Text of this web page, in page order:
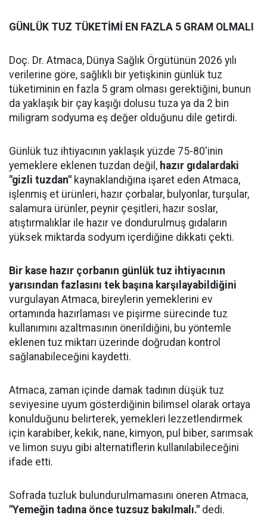
GÜNLÜK TUZ TÜKETİMİ EN FAZLA 5 GRAM OLMALI
Doç. Dr. Atmaca, Dünya Sağlık Örgütünün 2026 yılı
verilerine göre, sağlıklı bir yetişkinin günlük tuz
tüketiminin en fazla 5 gram olması gerektiğini, bunun
da yaklaşık bir çay kaşığı dolusu tuza ya da 2 bin
miligram sodyuma eş değer olduğunu dile getirdi.
Günlük tuz ihtiyacının yaklaşık yüzde 75-80'inin
yemeklere eklenen tuzdan değil, hazır gıdalardaki
"gizli tuzdan" kaynaklandığına işaret eden Atmaca,
işlenmiş et ürünleri, hazır çorbalar, bulyonlar, turşular,
salamura ürünler, peynir çeşitleri, hazır soslar,
atıştırmalıklar ile hazır ve dondurulmuş gıdaların
yüksek miktarda sodyum içerdiğine dikkati çekti.
Bir kase hazır çorbanın günlük tuz ihtiyacının
yarısından fazlasını tek başına karşılayabildiğini
vurgulayan Atmaca, bireylerin yemeklerini ev
ortamında hazırlaması ve pişirme sürecinde tuz
kullanımını azaltmasının önerildiğini, bu yöntemle
eklenen tuz miktarı üzerinde doğrudan kontrol
sağlanabileceğini kaydetti.
Atmaca, zaman içinde damak tadının düşük tuz
seviyesine uyum gösterdiğinin bilimsel olarak ortaya
konulduğunu belirterek, yemekleri lezzetlendirmek
için karabiber, kekik, nane, kimyon, pul biber, sarımsak
ve limon suyu gibi alternatiflerin kullanılabileceğini
ifade etti.
Sofrada tuzluk bulundurulmamasını öneren Atmaca,
"Yemeğin tadına önce tuzsuz bakılmalı." dedi.